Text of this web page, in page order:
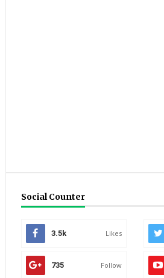
Social Counter
3.5k Likes
735 Follow